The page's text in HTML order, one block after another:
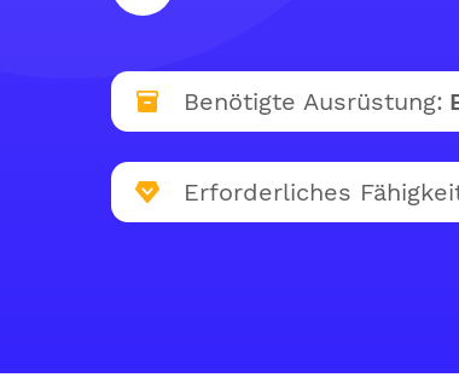
Benötigte Ausrüstung:
Erforderliches